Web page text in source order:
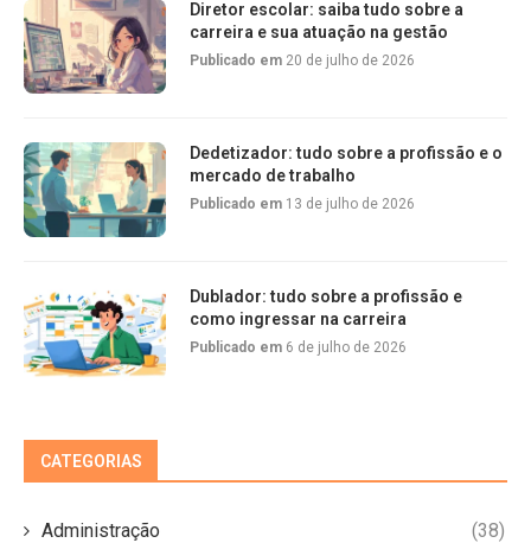
Diretor escolar: saiba tudo sobre a
carreira e sua atuação na gestão
Publicado em 20 de julho de 2026
Dedetizador: tudo sobre a profissão e o
mercado de trabalho
Publicado em 13 de julho de 2026
Dublador: tudo sobre a profissão e
como ingressar na carreira
Publicado em 6 de julho de 2026
CATEGORIAS
Administração (38)